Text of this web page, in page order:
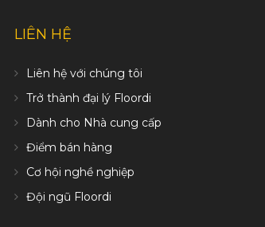
LIÊN HỆ
Liên hệ với chúng tôi
Trở thành đại lý Floordi
Dành cho Nhà cung cấp
Điểm bán hàng
Cơ hội nghề nghiệp
Đội ngũ Floordi